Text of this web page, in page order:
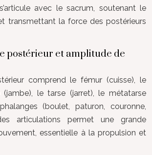
avec le sacrum, soutenant le
transmettant la force des postérieurs
postérieur et amplitude de
comprend le fémur (cuisse), le
le tarse (jarret), le métatarse
(boulet, paturon, couronne,
articulations permet une grande
essentielle à la propulsion et